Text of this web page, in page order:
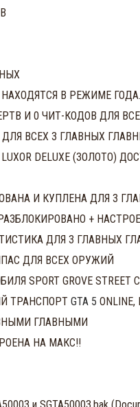
В РЕЖИМЕ ГОДА.
И 0 ЧИТ-КОДОВ ДЛЯ
ВСЕХ 3 ГЛАВНЫХ
LUXOR DELUXE
И КУПЛЕНА ДЛЯ 3
+
ДЛЯ 3 ГЛАВНЫХ
ДЛЯ ВСЕХ ОРУЖИЙ
SPORT GROVE STREET
ТРАНСПОРТ GTA 5
ГЛАВНЫМИ
НА МАКС!!